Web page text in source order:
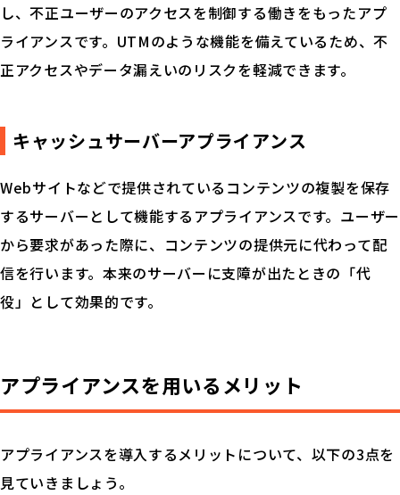
し、不正ユーザーのアクセスを制御する働きをもったアプ
ライアンスです。UTMのような機能を備えているため、不
正アクセスやデータ漏えいのリスクを軽減できます。
キャッシュサーバーアプライアンス
Webサイトなどで提供されているコンテンツの複製を保存
するサーバーとして機能するアプライアンスです。ユーザー
から要求があった際に、コンテンツの提供元に代わって配
信を行います。本来のサーバーに支障が出たときの「代
役」として効果的です。
アプライアンスを用いるメリット
アプライアンスを導入するメリットについて、以下の3点を
見ていきましょう。